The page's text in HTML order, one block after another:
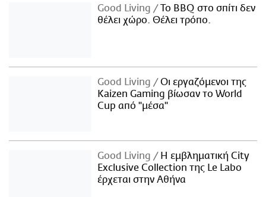
Good Living
Το BBQ στο σπίτι δεν
θέλει χώρο. Θέλει τρόπο.
Good Living
Οι εργαζόμενοι της
Kaizen Gaming βίωσαν το World
Cup από "μέσα"
Good Living
Η εμβληματική City
Exclusive Collection της Le Labo
έρχεται στην Αθήνα